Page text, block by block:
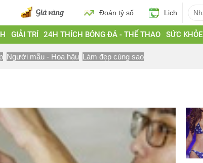
Đoán tỷ số Lịch
GIẢI TRÍ 24H THÍCH BÓNG ĐÁ - THỂ THAO SỨC KHỎE
Người mẫu - Hoa hậu Làm đẹp cùng sao